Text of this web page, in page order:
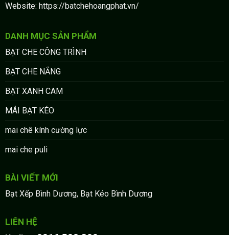
Website: https://batchehoangphat.vn/
DANH MỤC SẢN PHẨM
BẠT CHE CÔNG TRÌNH
BẠT CHE NẮNG
BẠT XANH CAM
MÁI BẠT KÉO
mai chê kính cường lực
mai che puli
BÀI VIẾT MỚI
Bạt Xếp Bình Dương, Bạt Kéo Bình Dương
LIÊN HỆ